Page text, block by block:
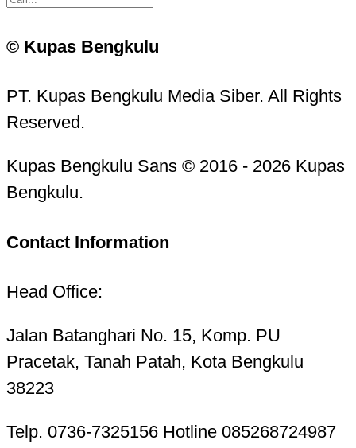
© Kupas Bengkulu
PT. Kupas Bengkulu Media Siber. All Rights
Reserved.
Kupas Bengkulu Sans © 2016 - 2026 Kupas
Bengkulu.
Contact Information
Head Office:
Jalan Batanghari No. 15, Komp. PU
Pracetak, Tanah Patah, Kota Bengkulu
38223
Telp. 0736-7325156 Hotline 085268724987